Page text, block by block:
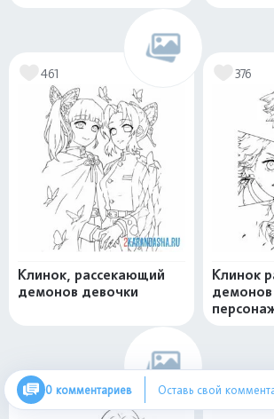
461
Клинок, рассекающий
демонов девочки
376
Клинок
демонов
426 571
0 комментариев Оставь свой